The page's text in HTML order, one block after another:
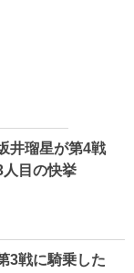
井瑠星が第4戦
目の快挙
3戦に騎乗した